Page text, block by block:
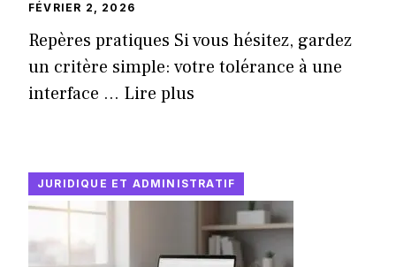
FÉVRIER 2, 2026
Repères pratiques Si vous hésitez, gardez
un critère simple: votre tolérance à une
interface ... Lire plus
JURIDIQUE ET ADMINISTRATIF